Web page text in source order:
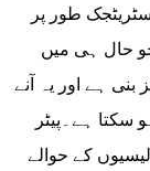
اسٹریٹجک طور پر Daraz کے ساتھ منسلک ہے۔ پیٹر چائی نے بتایا
حال ہی میں
بنی ہے اور یہ آنے
سکتا ہے۔پیٹر
کے حوالے